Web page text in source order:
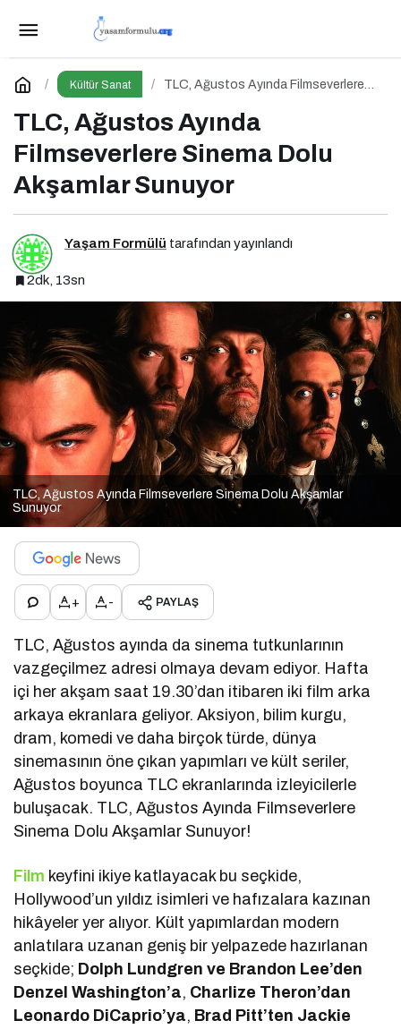
Kültür Sanat
TLC, Ağustos Ayında Filmseverlere
TLC, Ağustos Ayında
Filmseverlere Sinema Dolu
Akşamlar Sunuyor
Yaşam Formülü tarafından yayınlandı
2dk, 13sn
TLC, Ağustos Ayında Filmseverlere Sinema Dolu Akşamlar
Sunuyor
+ - PAYLAŞ
TLC, Ağustos ayında da sinema tutkunlarının
vazgeçilmez adresi olmaya devam ediyor. Hafta
içi her akşam saat 19.30’dan itibaren iki film arka
arkaya ekranlara geliyor. Aksiyon, bilim kurgu,
dram, komedi ve daha birçok türde, dünya
sinemasının öne çıkan yapımları ve kült seriler,
Ağustos boyunca TLC ekranlarında izleyicilerle
buluşacak. TLC, Ağustos Ayında Filmseverlere
Sinema Dolu Akşamlar Sunuyor!
Film keyfini ikiye katlayacak bu seçkide,
Hollywood’un yıldız isimleri ve hafızalara kazınan
hikâyeler yer alıyor. Kült yapımlardan modern
anlatılara uzanan geniş bir yelpazede hazırlanan
seçkide; Dolph Lundgren ve Brandon Lee’den
Denzel Washington’a, Charlize Theron’dan
Leonardo DiCaprio’ya, Brad Pitt’ten Jackie
18 Temmuz Cuma Vizyona Girecek Filmler
Belli Oldu
Yorum Yap